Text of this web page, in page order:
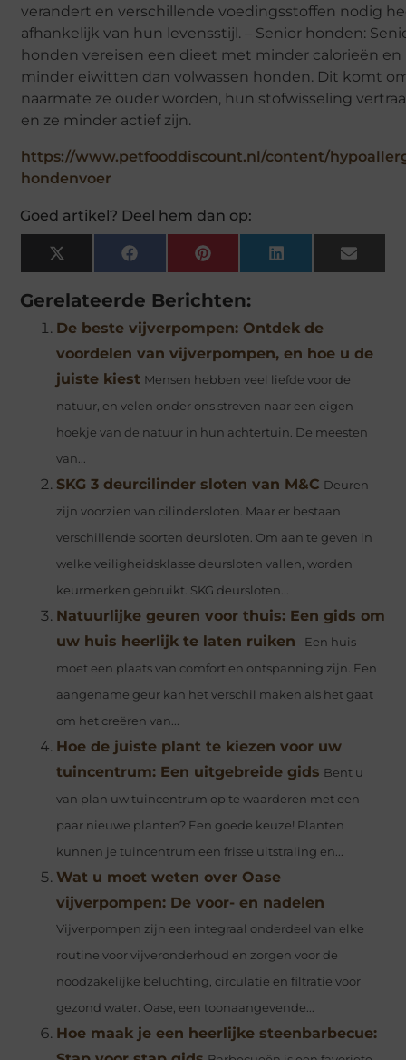
verandert en verschillende voedingsstoffen nodig
afhankelijk van hun levensstijl. – Senior honden:
honden vereisen een dieet met minder calorieën en
minder eiwitten dan volwassen honden. Dit komt
naarmate ze ouder worden, hun stofwisseling
en ze minder actief zijn.
https://www.petfooddiscount.nl/content/
hondenvoer
Goed artikel? Deel hem dan op:
X
(Twitter)
FacebookPinterestLinkedIn Email
Gerelateerde Berichten:
De beste vijverpompen: Ontdek de
voordelen van vijverpompen, en hoe u de
juiste kiest Mensen hebben veel liefde voor de
natuur, en velen onder ons streven naar een eigen
hoekje van de natuur in hun achtertuin. De meesten
van...
SKG 3 deurcilinder sloten van M&C Deuren
zijn voorzien van cilindersloten. Maar er bestaan
verschillende soorten deursloten. Om aan te geven in
welke veiligheidsklasse deursloten vallen, worden
keurmerken gebruikt. SKG deursloten...
Natuurlijke geuren voor thuis: Een gids om
uw huis heerlijk te laten ruiken
Een huis
moet een plaats van comfort en ontspanning zijn. Een
aangename geur kan het verschil maken als het gaat
om het creëren van...
Hoe de juiste plant te kiezen voor uw
tuincentrum: Een uitgebreide gids Bent u
van plan uw tuincentrum op te waarderen met een
paar nieuwe planten? Een goede keuze! Planten
kunnen je tuincentrum een frisse uitstraling en...
Wat u moet weten over Oase
vijverpompen: De voor- en nadelen
Vijverpompen zijn een integraal onderdeel van elke
routine voor vijveronderhoud en zorgen voor de
noodzakelijke beluchting, circulatie en filtratie voor
gezond water. Oase, een toonaangevende...
Hoe maak je een heerlijke steenbarbecue: